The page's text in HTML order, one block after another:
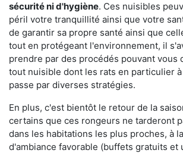
sécurité ni d'hygiène. Ces nuisibles
péril votre tranquillité ainsi que votre
de garantir sa propre santé ainsi que
tout en protégeant l'environnement, il
prendre par des procédés pouvant vous
tout nuisible dont les rats en particulier
passe par diverses stratégies.
En plus, c'est bientôt le retour de la
certains que ces rongeurs ne tarderont
dans les habitations les plus proches, à
d'ambiance favorable (buffets gratuits et